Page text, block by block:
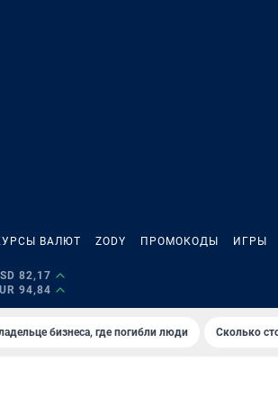
ВАЛЮТ ZODY ПРОМОКОДЫ ИГРЫ
82,17
94,84
бизнеса, где погибли люди Сколько